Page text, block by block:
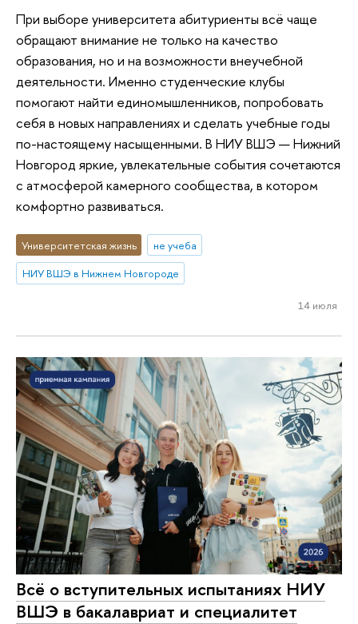
При выборе университета абитуриенты всё чаще
обращают внимание не только на качество
образования, но и на возможности внеучебной
деятельности. Именно студенческие клубы
помогают найти единомышленников, попробовать
себя в новых направлениях и сделать учебные годы
по-настоящему насыщенными. В НИУ ВШЭ — Нижний
Новгород яркие, увлекательные события сочетаются
с атмосферой камерного сообщества, в котором
комфортно развиваться.
Университетская жизнь
не учеба
НИУ ВШЭ в Нижнем Новгороде
14 июля
Всё о вступительных испытаниях НИУ
ВШЭ в бакалавриат и специалитет